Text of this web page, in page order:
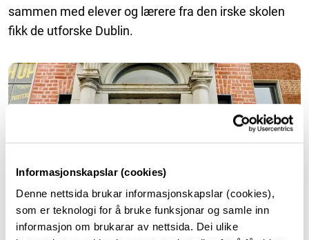
Informasjonskapslar (cookies)
Denne nettsida brukar informasjonskapslar (cookies),
som er teknologi for å bruke funksjonar og samle inn
informasjon om brukarar av nettsida. Dei ulike
sammen med elever og lærere fra den irske skolen
fikk de utforske Dublin.